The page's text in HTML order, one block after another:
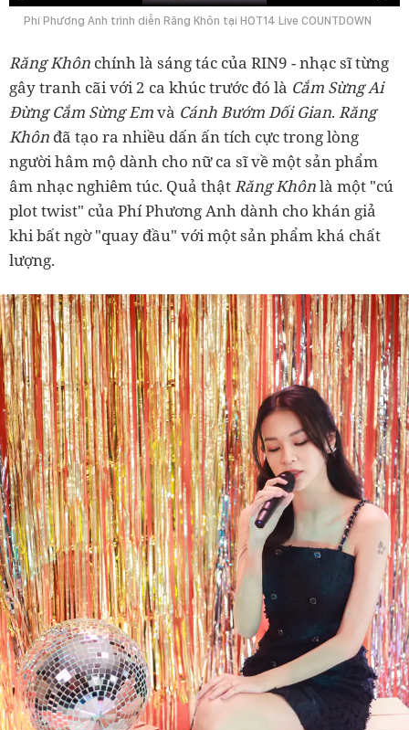
Phí Phương Anh trình diễn Răng Khôn tại HOT14 Live COUNTDOWN
Răng Khôn chính là sáng tác của RIN9 - nhạc sĩ từng
gây tranh cãi với 2 ca khúc trước đó là Cắm Sừng Ai
Đừng Cắm Sừng Emvà Cánh Bướm Dối Gian. Răng
Khôn đã tạo ra nhiều dấn ấn tích cực trong lòng
người hâm mộ dành cho nữ ca sĩ về một sản phẩm
âm nhạc nghiêm túc. Quả thậtRăng Khônlà một "cú
plot twist" của Phí Phương Anh dành cho khán giả
khi bất ngờ "quay đầu" với một sản phẩm khá chất
lượng.